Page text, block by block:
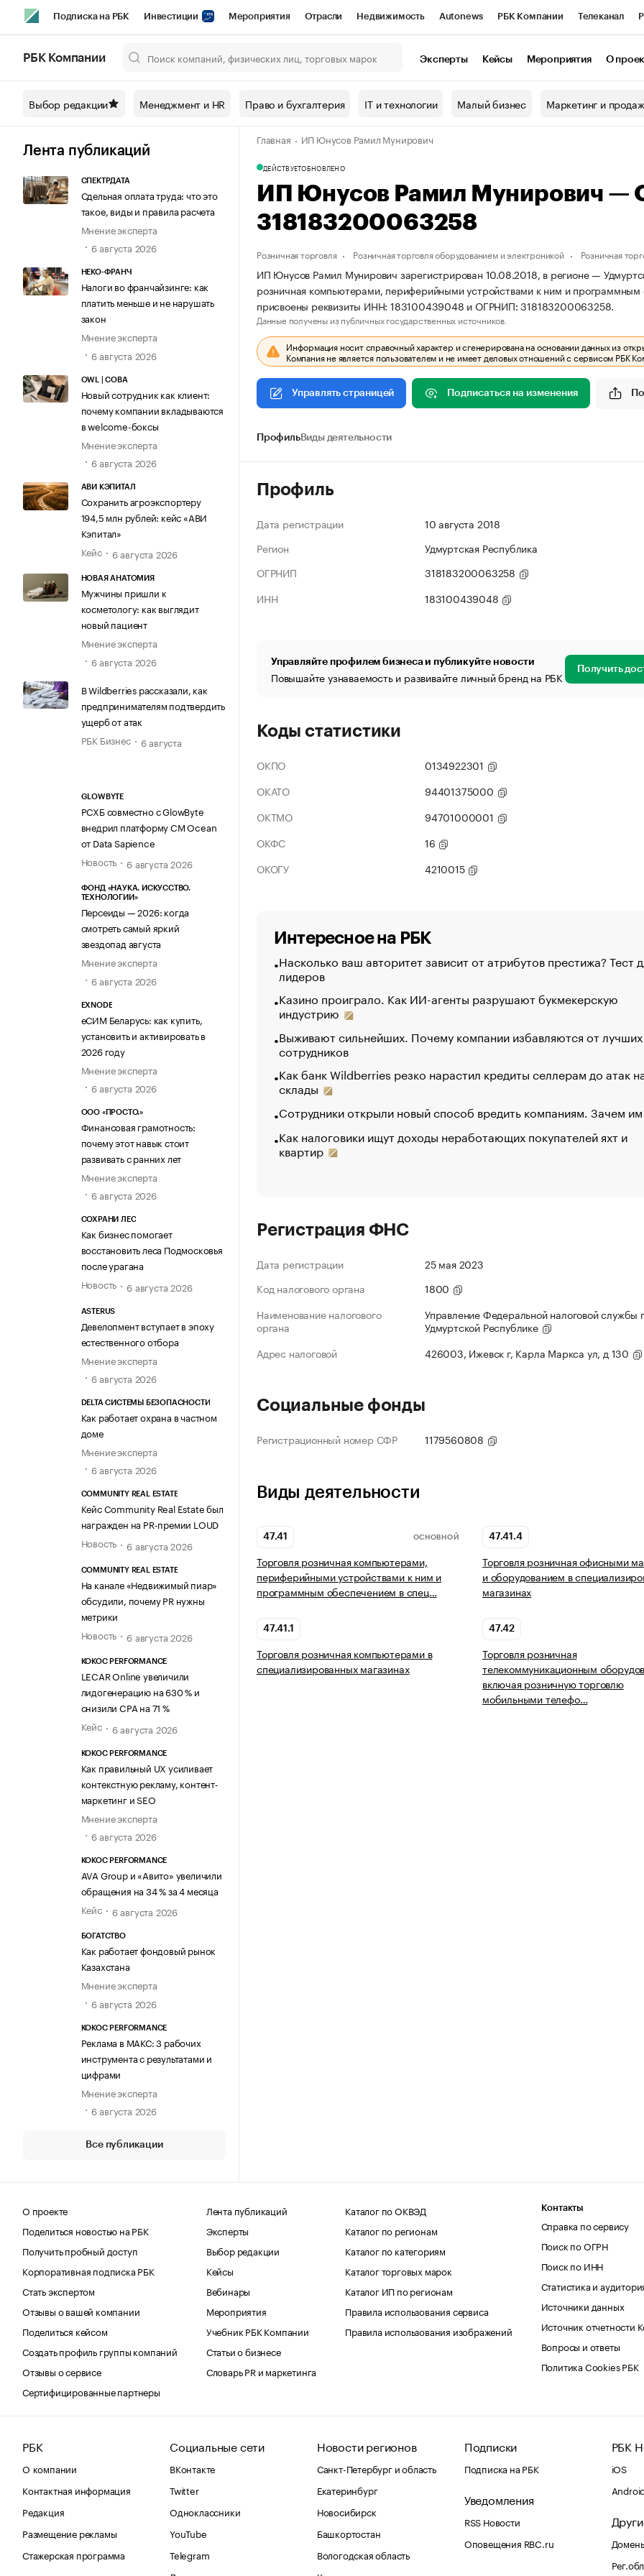
Подписка на РБК Инвестиции Мероприятия Отрасли Недвижимость Autonews РБК Компании Телеканал
Спецпроекты СПб Конференции СПб Спецпроекты Проверка контрагентов
Технологии и медиа Рынок наличной валюты
РБК Компании Эксперты Кейсы Мероприятия О
Выбор редакции Менеджмент и HR Право и бухгалтерия IT и технологии Малый бизнес Маркетинг и
Лента публикаций
СПЕКТРДАТА
Сдельная оплата труда: что это
такое, виды и правила расчета
Мнение эксперта
6 августа 2026
НЕКО-ФРАНЧ
Налоги во франчайзинге: как
платить меньше и не нарушать
закон
Мнение эксперта
6 августа 2026
OWL | СОВА
Новый сотрудник как клиент:
почему компании вкладываются
в welcome-боксы
Мнение эксперта
6 августа 2026
АВИ КЭПИТАЛ
Сохранить агроэкспортеру
194,5 млн рублей: кейс «АВИ
Кэпитал»
Кейс
6 августа 2026
НОВАЯ АНАТОМИЯ
Мужчины пришли к
косметологу: как выглядит
новый пациент
Мнение эксперта
6 августа 2026
В Wildberries рассказали, как
предпринимателям подтвердить
ущерб от атак
РБК Бизнес
6 августа
GLOWBYTE
РСХБ совместно с GlowByte
внедрил платформу CM Ocean
от Data Sapience
Новость
6 августа 2026
ФОНД «НАУКА. ИСКУССТВО.
ТЕХНОЛОГИИ»
Персеиды — 2026: когда
смотреть самый яркий
звездопад августа
Мнение эксперта
6 августа 2026
EXNODE
еСИМ Беларусь: как купить,
установить и активировать в
2026 году
Мнение эксперта
6 августа 2026
ООО «ПРОСТО.»
Финансовая грамотность:
почему этот навык стоит
развивать с ранних лет
Мнение эксперта
6 августа 2026
СОХРАНИ ЛЕС
Как бизнес помогает
восстановить леса Подмосковья
после урагана
Новость
6 августа 2026
ASTERUS
Девелопмент вступает в эпоху
естественного отбора
Мнение эксперта
6 августа 2026
DELTA СИСТЕМЫ БЕЗОПАСНОСТИ
Как работает охрана в частном
доме
Мнение эксперта
6 августа 2026
COMMUNITY REAL ESTATE
Кейс Community Real Estate был
награжден на PR-премии LOUD
Новость
6 августа 2026
COMMUNITY REAL ESTATE
На канале «Недвижимый пиар»
обсудили, почему PR нужны
метрики
Новость
6 августа 2026
KOKOC PERFORMANCE
LECAR Online увеличили
лидогенерацию на 630 % и
снизили CPA на 71 %
Кейс
6 августа 2026
KOKOC PERFORMANCE
Как правильный UX усиливает
контекстную рекламу, контент-
маркетинг и SEO
Мнение эксперта
6 августа 2026
KOKOC PERFORMANCE
AVA Group и «Авито» увеличили
обращения на 34 % за 4 месяца
Кейс
6 августа 2026
БОГАТСТВО
Как работает фондовый рынок
Казахстана
Мнение эксперта
6 августа 2026
KOKOC PERFORMANCE
Реклама в МАКС: 3 рабочих
инструмента с результатами и
цифрами
Мнение эксперта
6 августа 2026
Все публикации
Главная ИП Юнусов Рамил Мунирович
ДЕЙСТВУЕТОБНОВЛЕНО
ИП Юнусов Рамил Мунирович —
318183200063258
Розничная торговля Розничная торговля оборудованием и электроникой Розничная
ИП Юнусов Рамил Мунирович зарегистрирован 10.08.2018, в регионе —
розничная компьютерами, периферийными устройствами к ним и
присвоены реквизиты ИНН: 183100439048 и ОГРНИП: 318183200063258.
Данные получены из публичных государственных источников.
Информация носит справочный характер и сгенерирована на основании данных из
Компания не является пользователем и не имеет деловых отношений с сервисом РБК
Управлять страницей Подписаться на изменения
ПрофильВиды деятельности
Профиль
Дата регистрации
10 августа 2018
Регион
Удмуртская Республика
ОГРНИП
318183200063258
ИНН
183100439048
Управляйте профилем бизнеса и публикуйте новости
Повышайте узнаваемость и развивайте личный бренд на РБК Получить
Коды статистики
ОКПО
0134922301
ОКАТО
94401375000
ОКТМО
94701000001
ОКФС
16
ОКОГУ
4210015
Интересное на РБК
Насколько ваш авторитет зависит от атрибутов престижа? Тест
лидеров
Казино проиграло. Как ИИ-агенты разрушают букмекерскую
индустрию
Выживают сильнейших. Почему компании избавляются от лучших
сотрудников
Как банк Wildberries резко нарастил кредиты селлерам до атак
склады
Сотрудники открыли новый способ вредить компаниям. Зачем
Как налоговики ищут доходы неработающих покупателей яхт и
квартир
Регистрация ФНС
Дата регистрации
25 мая 2023
Код налогового органа
1800
Наименование налогового
органа
Управление Федеральной налоговой службы
Удмуртской Республике
Адрес налоговой
426003, Ижевск г, Карла Маркса ул, д 130
Социальные фонды
Регистрационный номер СФР 1179560808
Виды деятельности
47.41 ОСНОВНОЙ
Торговля розничная компьютерами,
периферийными устройствами к ним и
программным обеспечением в спец…
47.41.4
Торговля розничная офисными
и оборудованием в
магазинах
47.41.1
Торговля розничная компьютерами в
специализированных магазинах
47.42
Торговля розничная
телекоммуникационным
включая розничную торговлю
мобильными телефо…
О проекте
Поделиться новостью на РБК
Получить пробный доступ
Корпоративная подписка РБК
Стать экспертом
Отзывы о вашей компании
Поделиться кейсом
Создать профиль группы компаний
Отзывы о сервисе
Сертифицированные партнеры
Лента публикаций
Эксперты
Выбор редакции
Кейсы
Вебинары
Мероприятия
Учебник РБК Компании
Статьи о бизнесе
Словарь PR и маркетинга
Каталог по ОКВЭД
Каталог по регионам
Каталог по категориям
Каталог торговых марок
Каталог ИП по регионам
Правила использования сервиса
Правила использования изображений
Контакты
Справка по сервису
Поиск по ОГРН
Поиск по ИНН
Статистика и
Источники данных
Источник отчетности
Вопросы и ответы
Политика Cookies РБК
РБК
О компании
Контактная информация
Редакция
Размещение рекламы
Стажерская программа
Социальные сети
ВКонтакте
Twitter
Одноклассники
YouTube
Telegram
Новости регионов
Санкт-Петербург и область
Екатеринбург
Новосибирск
Башкортостан
Вологодская область
Подписки
Подписка на РБК
Уведомления
RSS Новости
Оповещения RBC.ru
РБК
iOS